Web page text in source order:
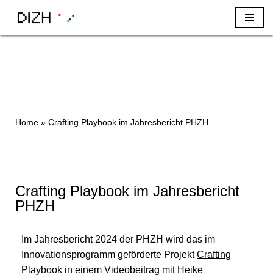
Zum
Home » Crafting Playbook im Jahresbericht PHZH
Crafting Playbook im Jahresbericht
PHZH
Im Jahresbericht 2024 der PHZH wird das im
Innovationsprogramm geförderte ProjektCrafting
Playbook in einem Videobeitrag mit Heike